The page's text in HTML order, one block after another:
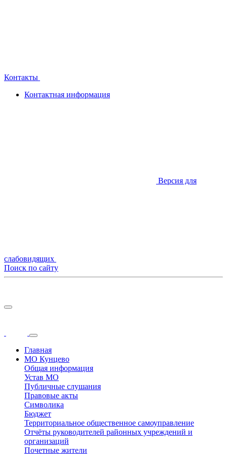
Контакты
Контактная информация
Версия для
слабовидящих
Поиск по сайту
Главная
МО Кунцево
Общая информация
Устав МО
Публичные слушания
Правовые акты
Символика
Бюджет
Территориальное общественное самоуправление
Отчёты руководителей районных учреждений и
организаций
Почетные жители